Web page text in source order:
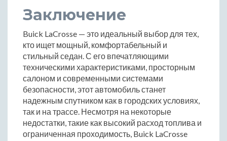
Заключение
Buick LaCrosse — это идеальный выбор для тех,
кто ищет мощный, комфортабельный и
стильный седан. С его впечатляющими
техническими характеристиками, просторным
салоном и современными системами
безопасности, этот автомобиль станет
надежным спутником как в городских условиях,
так и на трассе. Несмотря на некоторые
недостатки, такие как высокий расход топлива и
ограниченная проходимость, Buick LaCrosse